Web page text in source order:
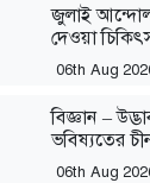
জুলাই
দেওয়া
06th Aug
বিজ্ঞান –
ভবিষ্যতের
06th Aug